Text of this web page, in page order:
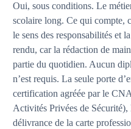
Oui, sous conditions. Le
scolaire long. Ce qui compte,
le sens des responsabilités et
rendu, car la rédaction de
partie du quotidien. Aucun
n’est requis. La seule porte
certification agréée par le
Activités Privées de
délivrance de la carte